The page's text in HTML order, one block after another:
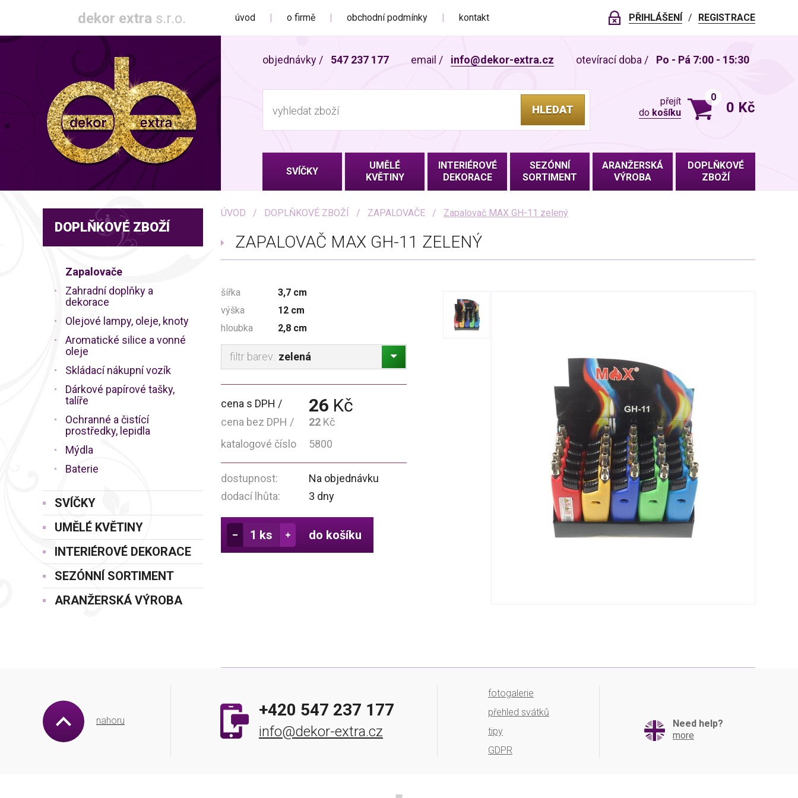
úvod o firmě obchodní podmínky kontakt PŘIHLÁŠENÍ REGISTRACE
dekor extra s.r.o.
objednávky / 547 237 177 email / info@dekor-extra.cz otevírací doba / Po - Pá 7:00 - 15:30
HLEDAT
přejít
do košíku
0
0 Kč
SVÍČKY
UMĚLÉ
KVĚTINY
INTERIÉROVÉ
DEKORACE
SEZÓNNÍ
SORTIMENT
ARANŽERSKÁ
VÝROBA
DOPLŇKOVÉ
ZBOŽÍ
DOPLŇKOVÉ ZBOŽÍ
Zapalovače
Zahradní doplňky a
dekorace
Olejové lampy, oleje, knoty
Aromatické silice a vonné
oleje
Skládací nákupní vozík
Dárkové papírové tašky,
talíře
Ochranné a čistící
prostředky, lepidla
Mýdla
Baterie
SVÍČKY
UMĚLÉ KVĚTINY
INTERIÉROVÉ DEKORACE
SEZÓNNÍ SORTIMENT
ARANŽERSKÁ VÝROBA
ÚVOD DOPLŇKOVÉ ZBOŽÍ ZAPALOVAČE Zapalovač MAX GH-11 zelený
ZAPALOVAČ MAX GH-11 ZELENÝ
šířka
3,7 cm
výška
12 cm
hloubka
2,8 cm
filtr barev: zelená
cena s DPH 26 Kč
cena bez DPH 22 Kč
katalogové číslo
5800
dostupnost:
Na objednávku
dodací lhůta:
3 dny
do košíku
nahoru
+420 547 237 177
info@dekor-extra.cz
Need help?
more
fotogalerie
přehled svátků
tipy
GDPR